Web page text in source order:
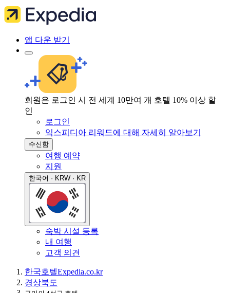
앱 다운 받기
회원은 로그인 시 전 세계 10만여 개 호텔 10% 이상 할
인
로그인
익스피디아 리워드에 대해 자세히 알아보기
수신함
여행 예약
지원
한국어 · KRW · KR
숙박 시설 등록
내 여행
고객 의견
한국호텔Expedia.co.kr
경상북도